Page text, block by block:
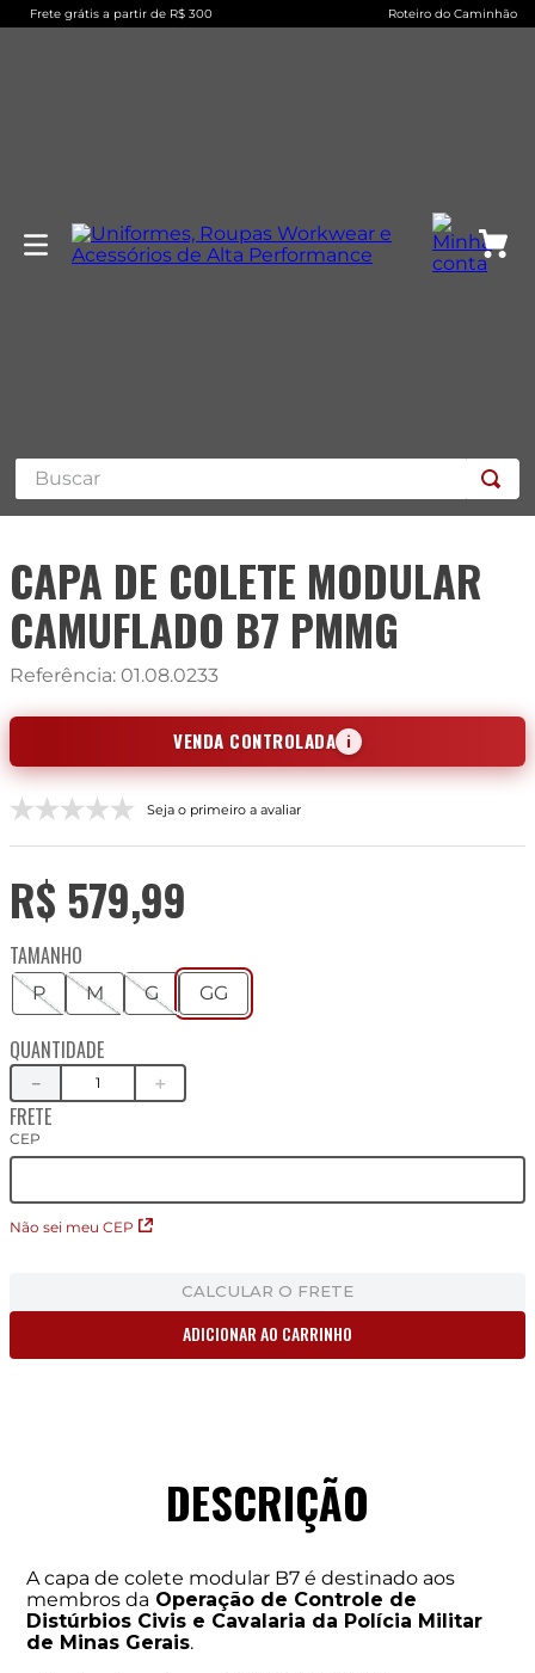
Frete grátis a partir de R$ 300 Roteiro do Caminhão
Buscar
CAPA DE COLETE MODULAR
CAMUFLADO B7 PMMG
Referência: 01.08.0233
VENDA CONTROLADA i
Seja o primeiro a avaliar
R$ 579,99
TAMANHO
P M G GG
QUANTIDADE
＋
－
FRETE
CEP
Não sei meu CEP
CALCULAR O FRETE
ADICIONAR AO CARRINHO
DESCRIÇÃO
A capa de colete modular B7 é destinado aos
membros da Operação de Controle de
Distúrbios Civis e Cavalaria da Polícia Militar
de Minas Gerais.